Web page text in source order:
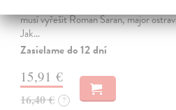
musí vyřešit Roman Saran, major
Jak…
Zasielame do 12 dní
15,91 €
16,40 € ?